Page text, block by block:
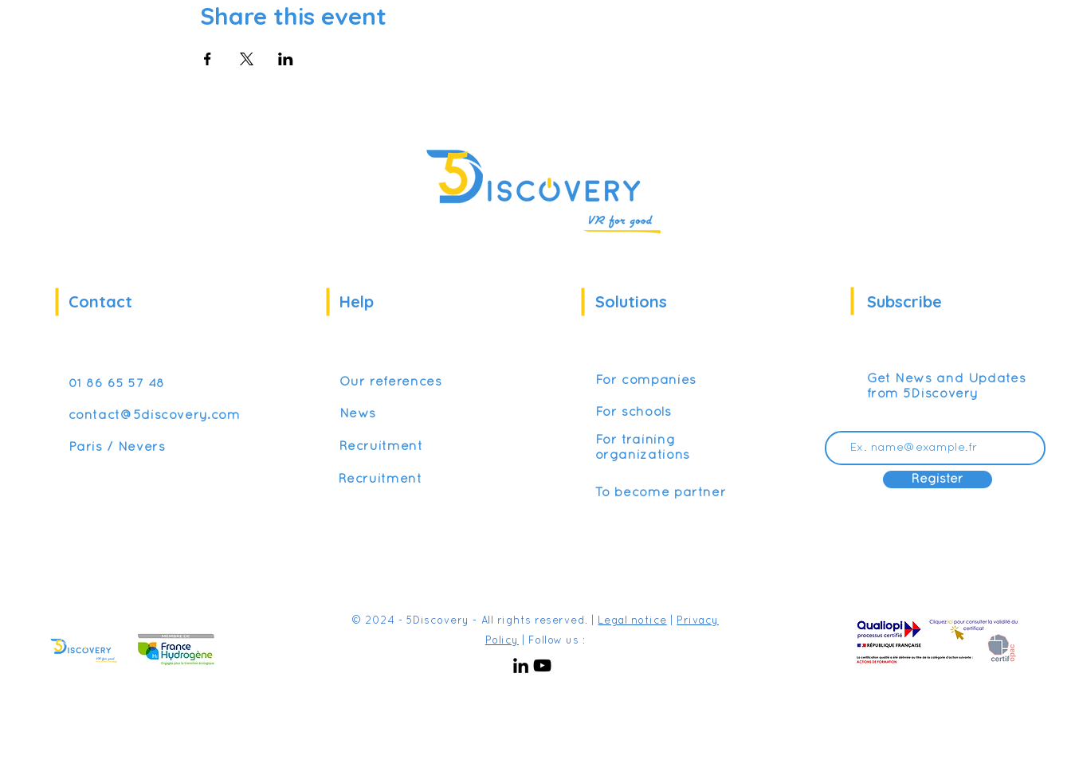
Share this event
Contact
01 86 65 57 48
contact@5discovery.com
Paris / Nevers
Help
Our references
News
Recruitment
Recruitment
Solutions
For companies
For schools
For training
organizations
To become partner
Subscribe
Get News and Updates
from 5Discovery
Register
© 2024 - 5Discovery - All rights reserved. | Legal notice Privacy
Policy | Follow us :